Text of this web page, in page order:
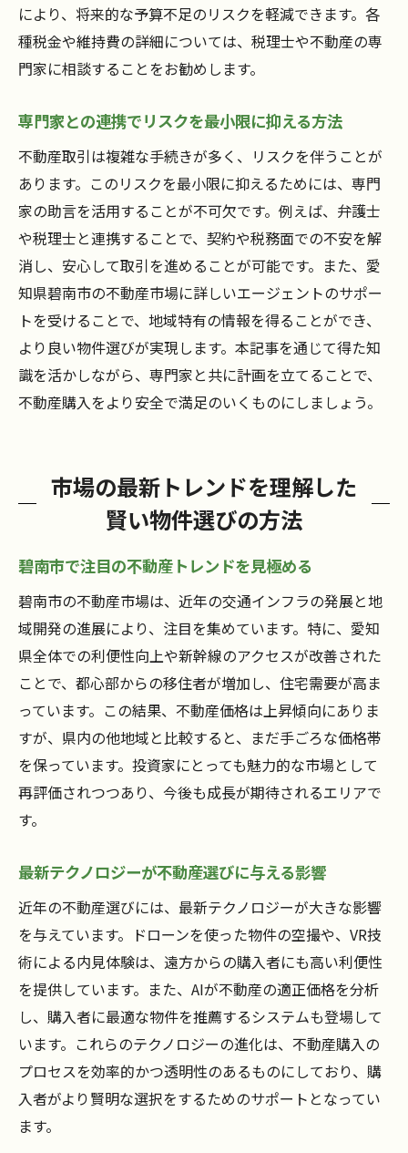
により、将来的な予算不足のリスクを軽減できます。各
種税金や維持費の詳細については、税理士や不動産の専
門家に相談することをお勧めします。
専門家との連携でリスクを最小限に抑える方法
不動産取引は複雑な手続きが多く、リスクを伴うことが
あります。このリスクを最小限に抑えるためには、専門
家の助言を活用することが不可欠です。例えば、弁護士
や税理士と連携することで、契約や税務面での不安を解
消し、安心して取引を進めることが可能です。また、愛
知県碧南市の不動産市場に詳しいエージェントのサポー
トを受けることで、地域特有の情報を得ることができ、
より良い物件選びが実現します。本記事を通じて得た知
識を活かしながら、専門家と共に計画を立てることで、
不動産購入をより安全で満足のいくものにしましょう。
市場の最新トレンドを理解した
賢い物件選びの方法
碧南市で注目の不動産トレンドを見極める
碧南市の不動産市場は、近年の交通インフラの発展と地
域開発の進展により、注目を集めています。特に、愛知
県全体での利便性向上や新幹線のアクセスが改善された
ことで、都心部からの移住者が増加し、住宅需要が高ま
っています。この結果、不動産価格は上昇傾向にありま
すが、県内の他地域と比較すると、まだ手ごろな価格帯
を保っています。投資家にとっても魅力的な市場として
再評価されつつあり、今後も成長が期待されるエリアで
す。
最新テクノロジーが不動産選びに与える影響
近年の不動産選びには、最新テクノロジーが大きな影響
を与えています。ドローンを使った物件の空撮や、VR技
術による内見体験は、遠方からの購入者にも高い利便性
を提供しています。また、AIが不動産の適正価格を分析
し、購入者に最適な物件を推薦するシステムも登場して
います。これらのテクノロジーの進化は、不動産購入の
プロセスを効率的かつ透明性のあるものにしており、購
入者がより賢明な選択をするためのサポートとなってい
ます。